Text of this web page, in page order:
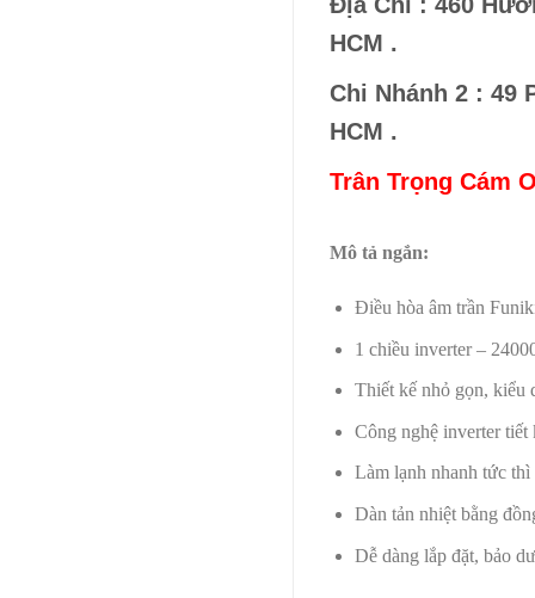
Địa Chỉ : 460
HCM .
Chi Nhánh 2 : 49
HCM .
Trân Trọng Cám
Mô tả ngắn:
Điều hòa âm trần
1 chiều inverter –
Thiết kế nhỏ gọn, kiểu
Công nghệ inverter
Làm lạnh nhanh tức
Dàn tản nhiệt bằng
Dễ dàng lắp đặt, bảo